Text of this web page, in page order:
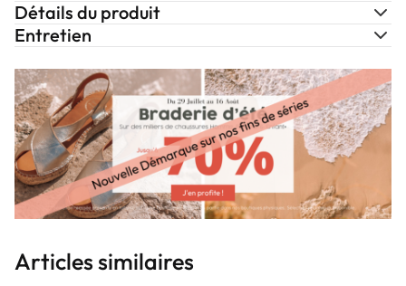
Détails du produit
Entretien
Articles similaires